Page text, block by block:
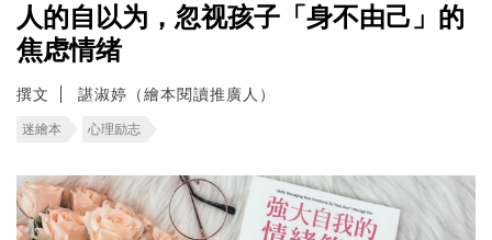
人的自以为，忽视孩子「身不由己」的
焦虑情绪
撰文 諶淑婷（繪本閱讀推廣人）
迷繪本 心理励志